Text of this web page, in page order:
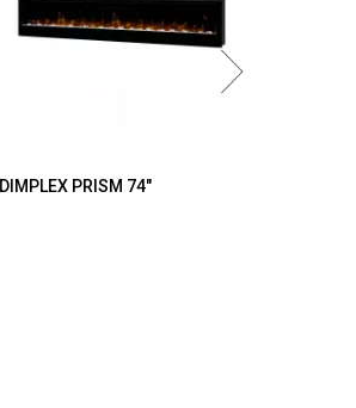
DIMPLEX PRISM 74"